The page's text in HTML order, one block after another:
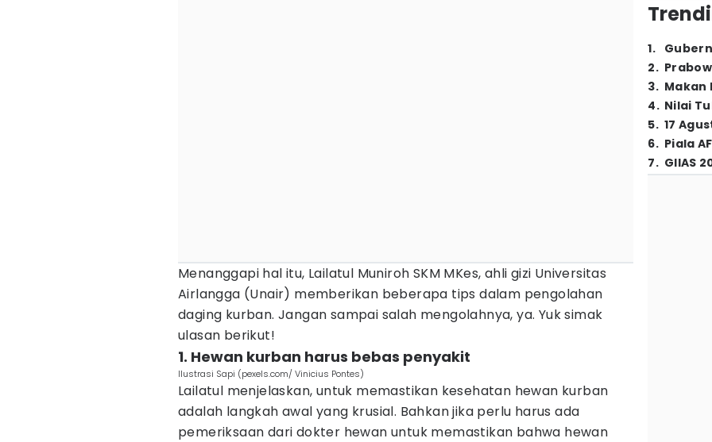
Menanggapi hal itu, Lailatul Muniroh SKM MKes, ahli gizi Universitas
Airlangga (Unair) memberikan beberapa tips dalam pengolahan
daging kurban. Jangan sampai salah mengolahnya, ya. Yuk simak
ulasan berikut!
1. Hewan kurban harus bebas penyakit
Ilustrasi Sapi (pexels.com/ Vinicius Pontes)
Lailatul menjelaskan, untuk memastikan kesehatan hewan kurban
adalah langkah awal yang krusial. Bahkan jika perlu harus ada
pemeriksaan dari dokter hewan untuk memastikan bahwa hewan
1.
2.
3. Makan
4. Nilai
5. 17
6. Piala
7. GIIAS